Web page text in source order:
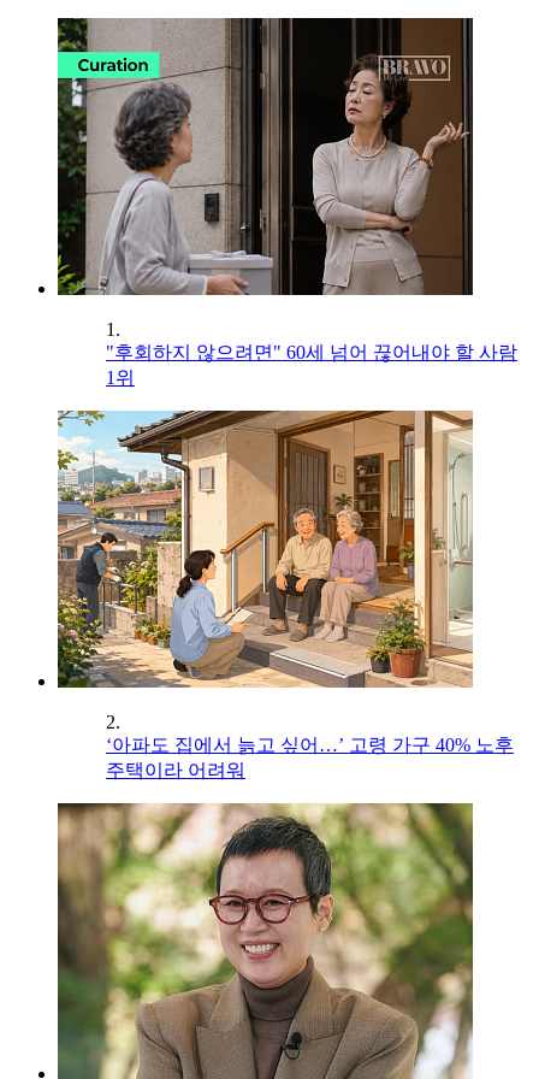
1.
"후회하지 않으려면" 60세 넘어 끊어내야 할 사람
1위
2.
‘아파도 집에서 늙고 싶어…’ 고령 가구 40% 노후
주택이라 어려워